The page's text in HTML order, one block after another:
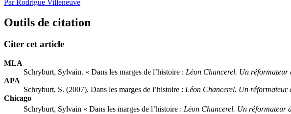
Par Rodrigue Villeneuve
Outils de citation
Citer cet article
MLA
Schryburt, Sylvain. « Dans les marges de l’histoire : Léon Chancerel. Un réformateur
APA
Schryburt, S. (2007). Dans les marges de l’histoire : Léon Chancerel. Un réformateur
Chicago
Schryburt, Sylvain « Dans les marges de l’histoire : Léon Chancerel. Un réformateur